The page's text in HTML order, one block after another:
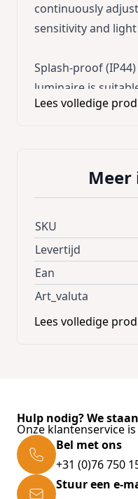
continuously
sensitivity and
Splash-proof
luminaire is
Product benefits:
* Weatherproof
* IP44 - splash-
* Plastic diffuser
diffuses the light
* with motion
* in/outdoor
* for driveways,
etc.
Lees volledige
SKU
Levertijd
Ean
Art_valuta
Lees volledige
Hulp nodig? We
Onze klantenservice
Bel met ons
+31 (0)76 750
Stuur een e-